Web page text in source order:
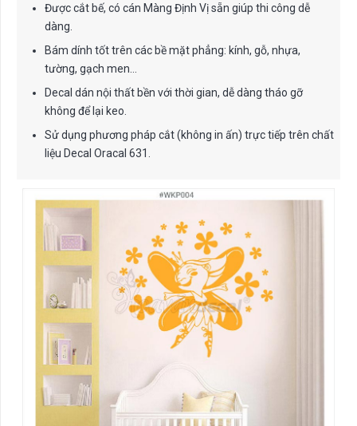
Được cắt bế, có cán Màng Định Vị sẵn giúp thi công dễ
dàng.
Bám dính tốt trên các bề mặt phẳng: kính, gỗ, nhựa,
tường, gạch men…
Decal dán nội thất bền với thời gian, dễ dàng tháo gỡ
không để lại keo.
Sử dụng phương pháp cắt (không in ấn) trực tiếp trên chất
liệu Decal Oracal 631.